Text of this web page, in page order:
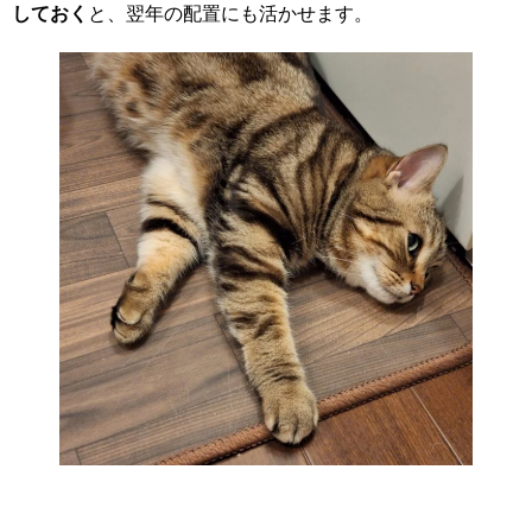
しておく と、翌年の配置にも活かせます。